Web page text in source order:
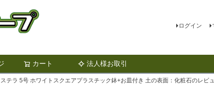
ログイン
カート 法人様お取引
検索
ステラ 5号 ホワイトスクエアプラスチック鉢+お皿付き 土の表面：化粧石のレビ